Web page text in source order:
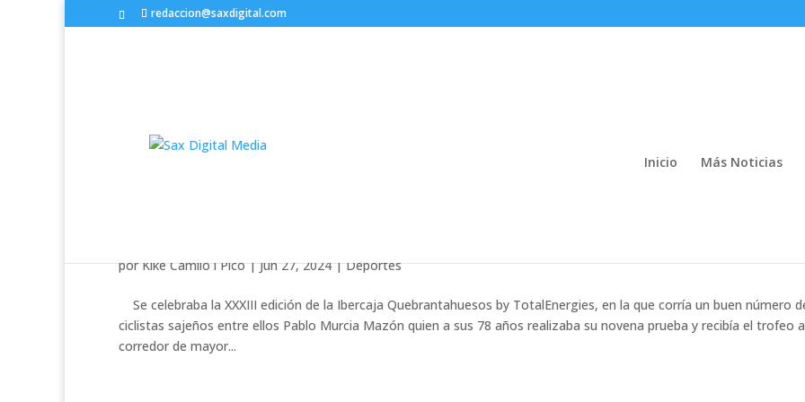
redaccion@saxdigital.com
Inicio Más Noticias
porKike Camilo i Picó|Jun 27, 2024|Deportes
Se celebraba la XXXIII edición de la Ibercaja Quebrantahuesos by TotalEnergies, en la que corría un buen número
ciclistas sajeños entre ellos Pablo Murcia Mazón quien a sus 78 años realizaba su novena prueba y recibía el trofeo
corredor de mayor...